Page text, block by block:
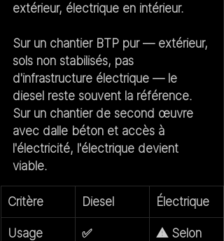
extérieur, électrique en intérieur.
Sur un chantier BTP pur — extérieur,
sols non stabilisés, pas
d'infrastructure électrique — le
diesel reste souvent la référence.
Sur un chantier de second œuvre
avec dalle béton et accès à
l'électricité, l'électrique devient
viable.
Critère Diesel Électrique
Usage
✅
⚠️ Selon